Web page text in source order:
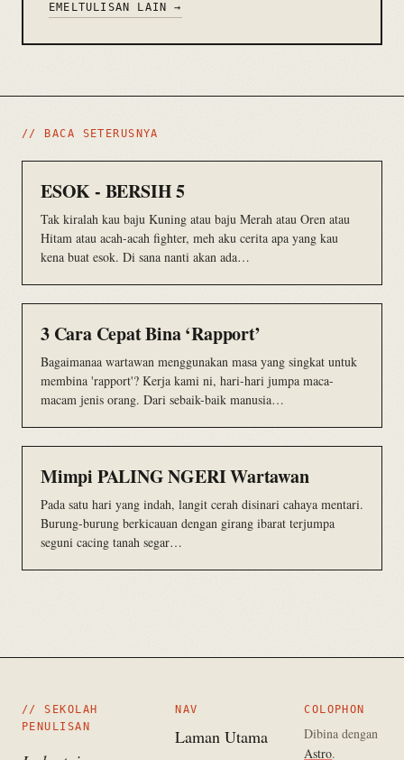
EMELTULISAN LAIN →
// BACA SETERUSNYA
ESOK - BERSIH 5
Tak kiralah kau baju Kuning atau baju Merah atau Oren atau
Hitam atau acah-acah fighter, meh aku cerita apa yang kau
kena buat esok. Di sana nanti akan ada…
3 Cara Cepat Bina ‘Rapport’
Bagaimanaa wartawan menggunakan masa yang singkat untuk
membina 'rapport'? Kerja kami ni, hari-hari jumpa maca-
macam jenis orang. Dari sebaik-baik manusia…
Mimpi PALING NGERI Wartawan
Pada satu hari yang indah, langit cerah disinari cahaya mentari.
Burung-burung berkicauan dengan girang ibarat terjumpa
seguni cacing tanah segar…
// SEKOLAH
PENULISAN
NAV
Laman Utama
COLOPHON
Dibina dengan
Astro.